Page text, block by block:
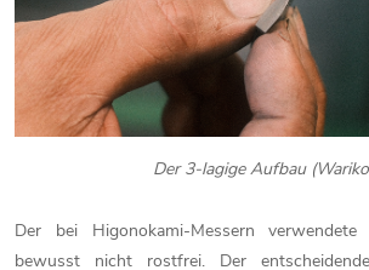
Der 3-lagige Aufbau
Der bei Higonokami-Messern
bewusst nicht rostfrei. Der